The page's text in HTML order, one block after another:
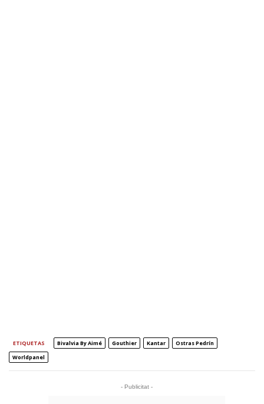
ETIQUETAS Bivalvia By Aimé Gouthier Kantar
Ostras Pedrín
Worldpanel
- Publicitat -